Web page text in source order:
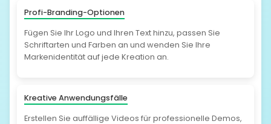
Profi-Branding-Optionen
Fügen Sie Ihr Logo und Ihren Text hinzu, passen Sie
Schriftarten und Farben an und wenden Sie Ihre
Markenidentität auf jede Kreation an.
Kreative Anwendungsfälle
Erstellen Sie auffällige Videos für professionelle Demos,